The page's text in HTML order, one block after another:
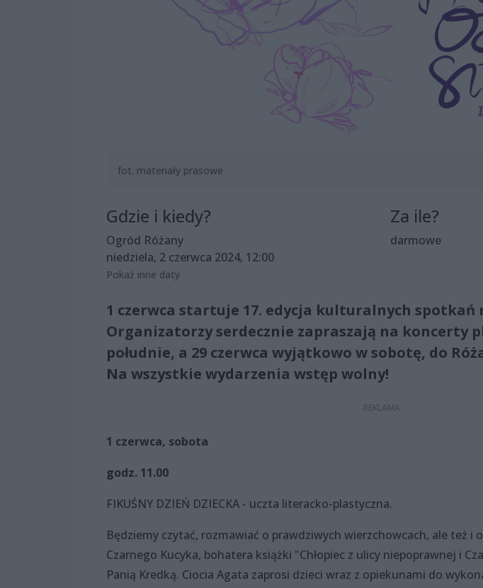
fot. materiały prasowe
Gdzie i kiedy?
Ogród Różany
niedziela, 2 czerwca 2024, 12:00
Za ile?
darmowe
Pokaż inne daty
1 czerwca startuje 17. edycja kulturalnych spotkań
Organizatorzy serdecznie zapraszają na koncerty
południe, a 29 czerwca wyjątkowo w sobotę, do
Na wszystkie wydarzenia wstęp wolny!
1 czerwca, sobota
godz. 11.00
FIKUŚNY DZIEŃ DZIECKA - uczta literacko-plastyczna.
Będziemy czytać, rozmawiać o prawdziwych wierzchowcach, ale też i
Czarnego Kucyka, bohatera książki "Chłopiec z ulicy niepoprawnej i
Panią Kredką. Ciocia Agata zaprosi dzieci wraz z opiekunami do